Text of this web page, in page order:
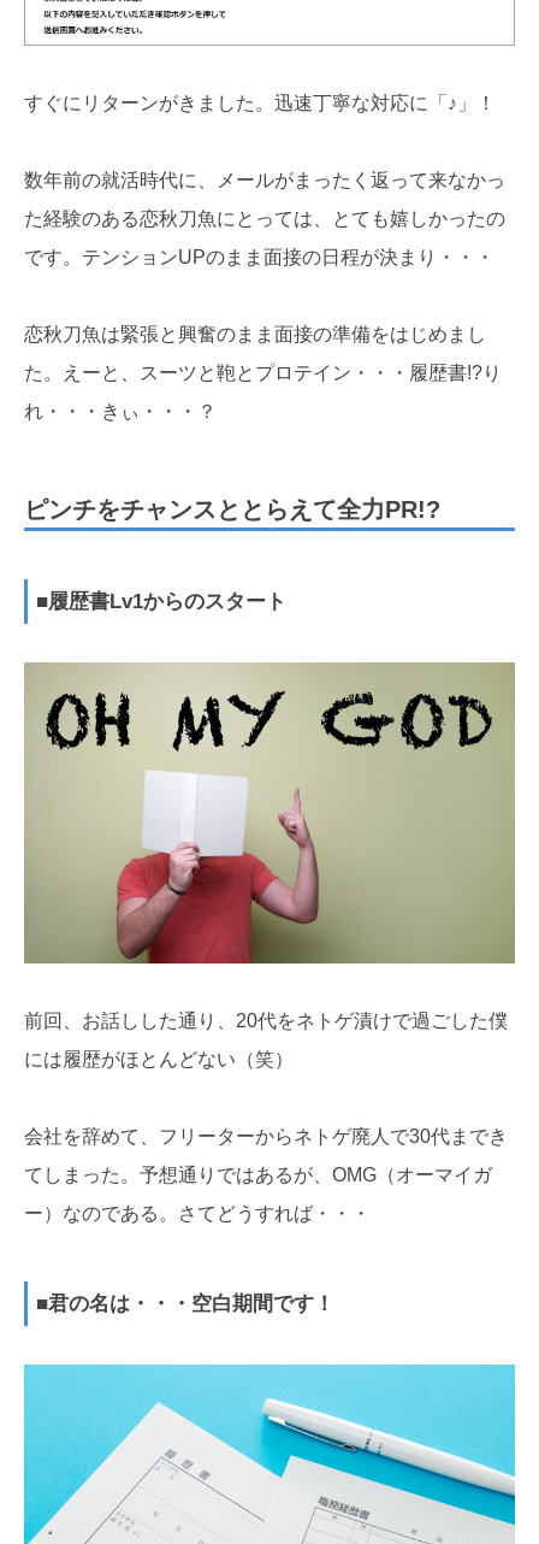
すぐにリターンがきました。迅速丁寧な対応に「♪」！
数年前の就活時代に、メールがまったく返って来なかっ
た経験のある恋秋刀魚にとっては、とても嬉しかったの
です。テンションUPのまま面接の日程が決まり・・・
恋秋刀魚は緊張と興奮のまま面接の準備をはじめまし
た。えーと、スーツと鞄とプロテイン・・・履歴書!?り
れ・・・きぃ・・・？
ピンチをチャンスととらえて全力PR!?
■履歴書Lv1からのスタート
前回、お話しした通り、20代をネトゲ漬けで過ごした僕
には履歴がほとんどない（笑）
会社を辞めて、フリーターからネトゲ廃人で30代までき
てしまった。予想通りではあるが、OMG（オーマイガ
ー）なのである。さてどうすれば・・・
■君の名は・・・空白期間です！